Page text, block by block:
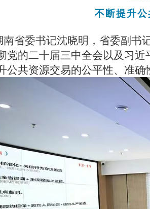
不断提升
南省委书记沈晓明，省委副书
党的二十届三中全会以及习
公共资源交易的公平性、准确